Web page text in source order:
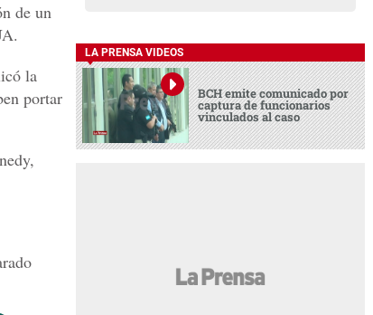
de un
la
portar
LA PRENSA VIDEOS
BCH emite comunicado por
captura de funcionarios
vinculados al caso